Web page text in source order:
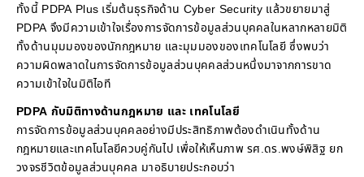
ทั้งนี้ PDPA Plus เริ่มต้นธุรกิจด้าน Cyber Security แล้วขยายมาสู่
PDPA จึงมีความเข้าใจเรื่องการจัดการข้อมูลส่วนบุคคลในหลากหลายมิติ
ทั้งด้านมุมมองของนักกฎหมาย และมุมมองของเทคโนโลยี ซึ่งพบว่า
ความผิดพลาดในการจัดการข้อมูลส่วนบุคคลส่วนหนึ่งมาจากการขาด
ความเข้าใจในมิติไอที
PDPA กับมิติทางด้านกฎหมาย และ เทคโนโลยี
การจัดการข้อมูลส่วนบุคคลอย่างมีประสิทธิภาพต้องดำเนินทั้งด้าน
กฎหมายและเทคโนโลยีควบคู่กันไป เพื่อให้เห็นภาพ รศ.ดร.พงษ์พิสิฐ ยก
วงจรชีวิตข้อมูลส่วนบุคคล มาอธิบายประกอบว่า